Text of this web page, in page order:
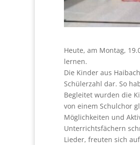
Heute, am Montag,
lernen.
Die Kinder aus
Schülerzahl dar. So
Begleitet wurden die
von einem Schulchor
Möglichkeiten und
Unterrichtsfächern
Lieder, freuten sich